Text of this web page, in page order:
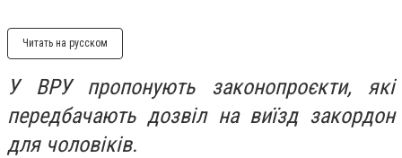
Читать на русском
У ВРУ пропонують законопроєкти, які
передбачають дозвіл на виїзд закордон
для чоловіків.